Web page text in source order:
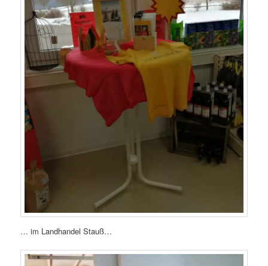
… im Landhandel Stauß…